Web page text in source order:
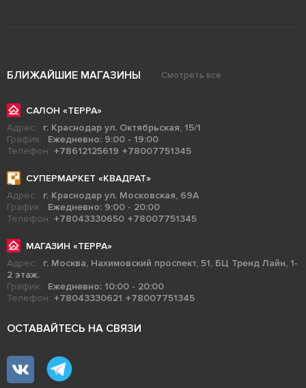
БЛИЖАЙШИЕ МАГАЗИНЫ Смотреть все
САЛОН «ТЕРРА»
Адрес:
г. Краснодар ул. Октябрьская, 15/1
График:
Ежедневно: 9:00 - 19:00
Телефон: +78612125619 +78007751345
СУПЕРМАРКЕТ «КВАДРАТ»
Адрес:
г. Краснодар ул. Московская, 69А
График:
Ежедневно: 9:00 - 20:00
Телефон: +78043330650 +78007751345
МАГАЗИН «ТЕРРА»
Адрес:
г. Москва, Нахимовский проспект, 51, БЦ Тренд Лайн, 1-
2 этаж.
График:
Ежедневно: 10:00 - 20:00
Телефон: +78043330621 +78007751345
ОСТАВАЙТЕСЬ НА СВЯЗИ